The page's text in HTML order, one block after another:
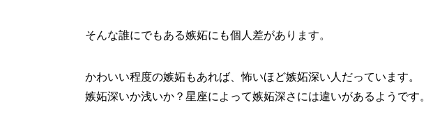
そんな誰にでもある嫉妬にも個人差があります。
かわいい程度の嫉妬もあれば、怖いほど嫉妬深い人だっています。
嫉妬深いか浅いか？星座によって嫉妬深さには違いがあるようです。